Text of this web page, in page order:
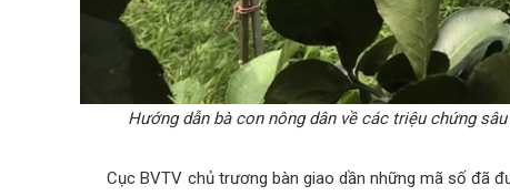
Hướng dẫn bà con nông dân về các triệu chứng
Cục BVTV chủ trương bàn giao dần những mã số đã